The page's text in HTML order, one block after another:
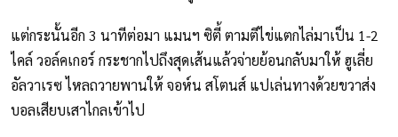
แต่กระนั้นอีก 3 นาทีต่อมา แมนฯ ซิตี้ ตามตีไข่แตกไล่มาเป็น 1-2
ไคล์ วอล์คเกอร์ กระชากไปถึงสุดเส้นแล้วจ่ายย้อนกลับมาให้ ฮูเลี่ย
อัลวาเรซ ไหลถวายพานให้ จอห์น สโตนส์ แปเล่นทางด้วยขวาส่ง
บอลเสียบเสาไกลเข้าไป